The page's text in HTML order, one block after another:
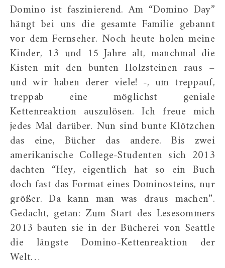
Domino ist faszinierend. Am “Domino Day”
hängt bei uns die gesamte Familie gebannt
vor dem Fernseher. Noch heute holen meine
Kinder, 13 und 15 Jahre alt, manchmal die
Kisten mit den bunten Holzsteinen raus –
und wir haben derer viele! -, um treppauf,
treppab eine möglichst geniale
Kettenreaktion auszulösen. Ich freue mich
jedes Mal darüber. Nun sind bunte Klötzchen
das eine, Bücher das andere. Bis zwei
amerikanische College-Studenten sich 2013
dachten “Hey, eigentlich hat so ein Buch
doch fast das Format eines Dominosteins, nur
größer. Da kann man was draus machen”.
Gedacht, getan: Zum Start des Lesesommers
2013 bauten sie in der Bücherei von Seattle
die längste Domino-Kettenreaktion der
Welt…